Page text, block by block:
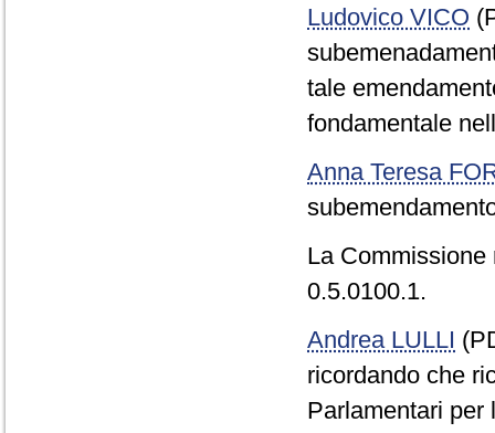
Ludovico VICO
tale
fondamentale
Anna Teresa
La
0.5.0100.1.
Andrea LULLI
ricordando che
Parlamentari per